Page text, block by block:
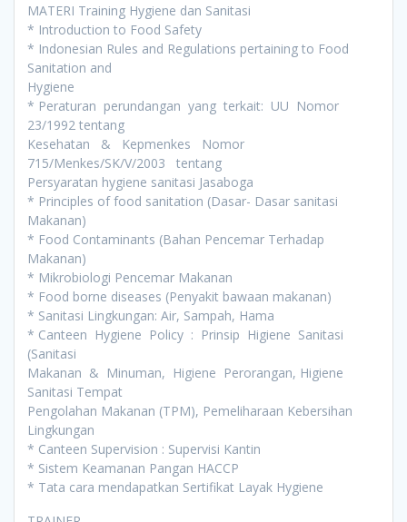
MATERI Training Hygiene dan Sanitasi
* Introduction to Food Safety
* Indonesian Rules and Regulations pertaining to Food
Sanitation and
Hygiene
* Peraturan perundangan yang terkait: UU Nomor
23/1992 tentang
Kesehatan & Kepmenkes Nomor
715/Menkes/SK/V/2003 tentang
Persyaratan hygiene sanitasi Jasaboga
* Principles of food sanitation (Dasar- Dasar sanitasi
Makanan)
* Food Contaminants (Bahan Pencemar Terhadap
Makanan)
* Mikrobiologi Pencemar Makanan
* Food borne diseases (Penyakit bawaan makanan)
* Sanitasi Lingkungan: Air, Sampah, Hama
* Canteen Hygiene Policy : Prinsip Higiene Sanitasi
(Sanitasi
Makanan & Minuman, Higiene Perorangan, Higiene
Sanitasi Tempat
Pengolahan Makanan (TPM), Pemeliharaan Kebersihan
Lingkungan
* Canteen Supervision : Supervisi Kantin
* Sistem Keamanan Pangan HACCP
* Tata cara mendapatkan Sertifikat Layak Hygiene